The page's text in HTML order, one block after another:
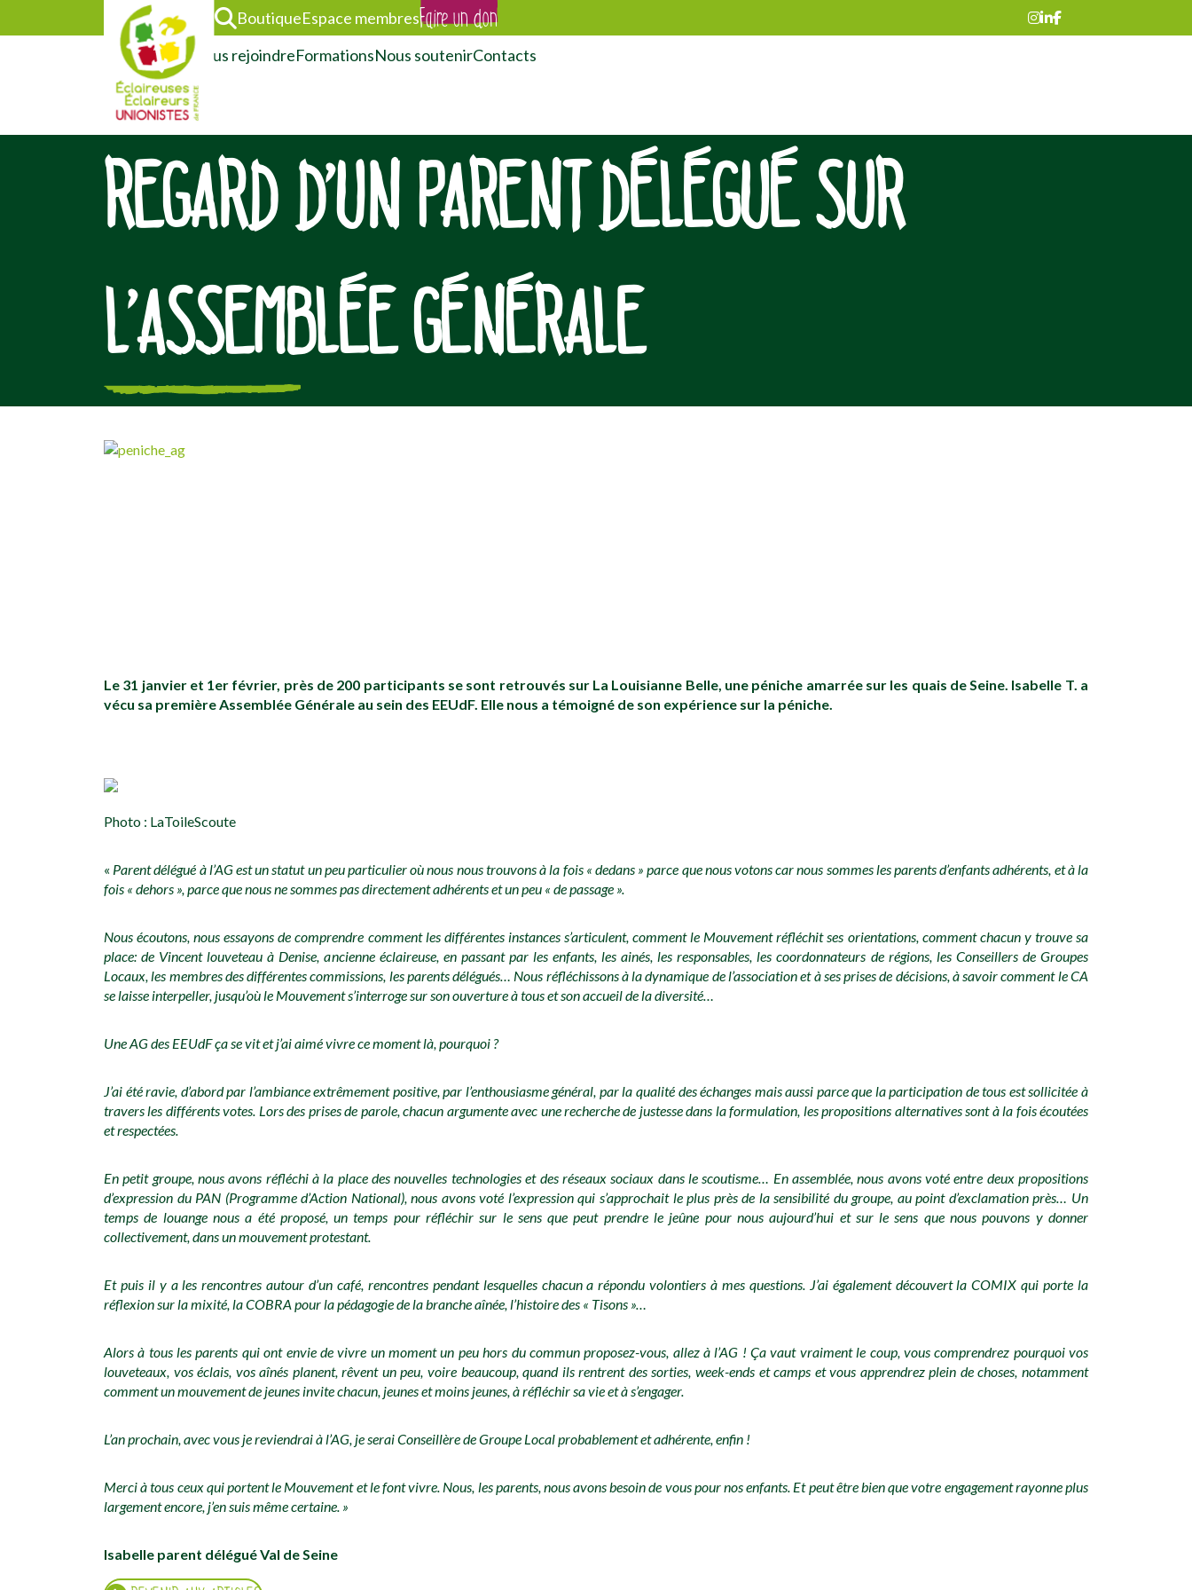
BoutiqueEspace membresFaire un don
L’associationNous rejoindreFormationsNous soutenirContacts
REGARD D’UN PARENT DÉLÉGUÉ SUR
L’ASSEMBLÉE GÉNÉRALE
Le 31 janvier et 1er février, près de 200 participants se sont retrouvés sur La Louisianne Belle, une péniche amarrée sur les quais de Seine. Isabelle T. a
vécu sa première Assemblée Générale au sein des EEUdF. Elle nous a témoigné de son expérience sur la péniche.
Photo : LaToileScoute
« Parent délégué à l’AG est un statut un peu particulier où nous nous trouvons à la fois « dedans » parce que nous votons car nous sommes les parents d’enfants adhérents, et à la
fois « dehors », parce que nous ne sommes pas directement adhérents et un peu « de passage ».
Nous écoutons, nous essayons de comprendre comment les différentes instances s’articulent, comment le Mouvement réfléchit ses orientations, comment chacun y trouve sa
place: de Vincent louveteau à Denise, ancienne éclaireuse, en passant par les enfants, les ainés, les responsables, les coordonnateurs de régions, les Conseillers de Groupes
Locaux, les membres des différentes commissions, les parents délégués… Nous réfléchissons à la dynamique de l’association et à ses prises de décisions, à savoir comment le CA
se laisse interpeller, jusqu’où le Mouvement s’interroge sur son ouverture à tous et son accueil de la diversité…
Une AG des EEUdF ça se vit et j’ai aimé vivre ce moment là, pourquoi ?
J’ai été ravie, d’abord par l’ambiance extrêmement positive, par l’enthousiasme général, par la qualité des échanges mais aussi parce que la participation de tous est sollicitée à
travers les différents votes. Lors des prises de parole, chacun argumente avec une recherche de justesse dans la formulation, les propositions alternatives sont à la fois écoutées
et respectées.
En petit groupe, nous avons réfléchi à la place des nouvelles technologies et des réseaux sociaux dans le scoutisme… En assemblée, nous avons voté entre deux propositions
d’expression du PAN (Programme d’Action National), nous avons voté l’expression qui s’approchait le plus près de la sensibilité du groupe, au point d’exclamation près… Un
temps de louange nous a été proposé, un temps pour réfléchir sur le sens que peut prendre le jeûne pour nous aujourd’hui et sur le sens que nous pouvons y donner
collectivement, dans un mouvement protestant.
Et puis il y a les rencontres autour d’un café, rencontres pendant lesquelles chacun a répondu volontiers à mes questions. J’ai également découvert la COMIX qui porte la
réflexion sur la mixité, la COBRA pour la pédagogie de la branche aînée, l’histoire des « Tisons »…
Alors à tous les parents qui ont envie de vivre un moment un peu hors du commun proposez-vous, allez à l’AG ! Ça vaut vraiment le coup, vous comprendrez pourquoi vos
louveteaux, vos éclais, vos aînés planent, rêvent un peu, voire beaucoup, quand ils rentrent des sorties, week-ends et camps et vous apprendrez plein de choses, notamment
comment un mouvement de jeunes invite chacun, jeunes et moins jeunes, à réfléchir sa vie et à s’engager.
L’an prochain, avec vous je reviendrai à l’AG, je serai Conseillère de Groupe Local probablement et adhérente, enfin !
Merci à tous ceux qui portent le Mouvement et le font vivre. Nous, les parents, nous avons besoin de vous pour nos enfants. Et peut être bien que votre engagement rayonne plus
largement encore, j’en suis même certaine. »
Isabelle parent délégué Val de Seine